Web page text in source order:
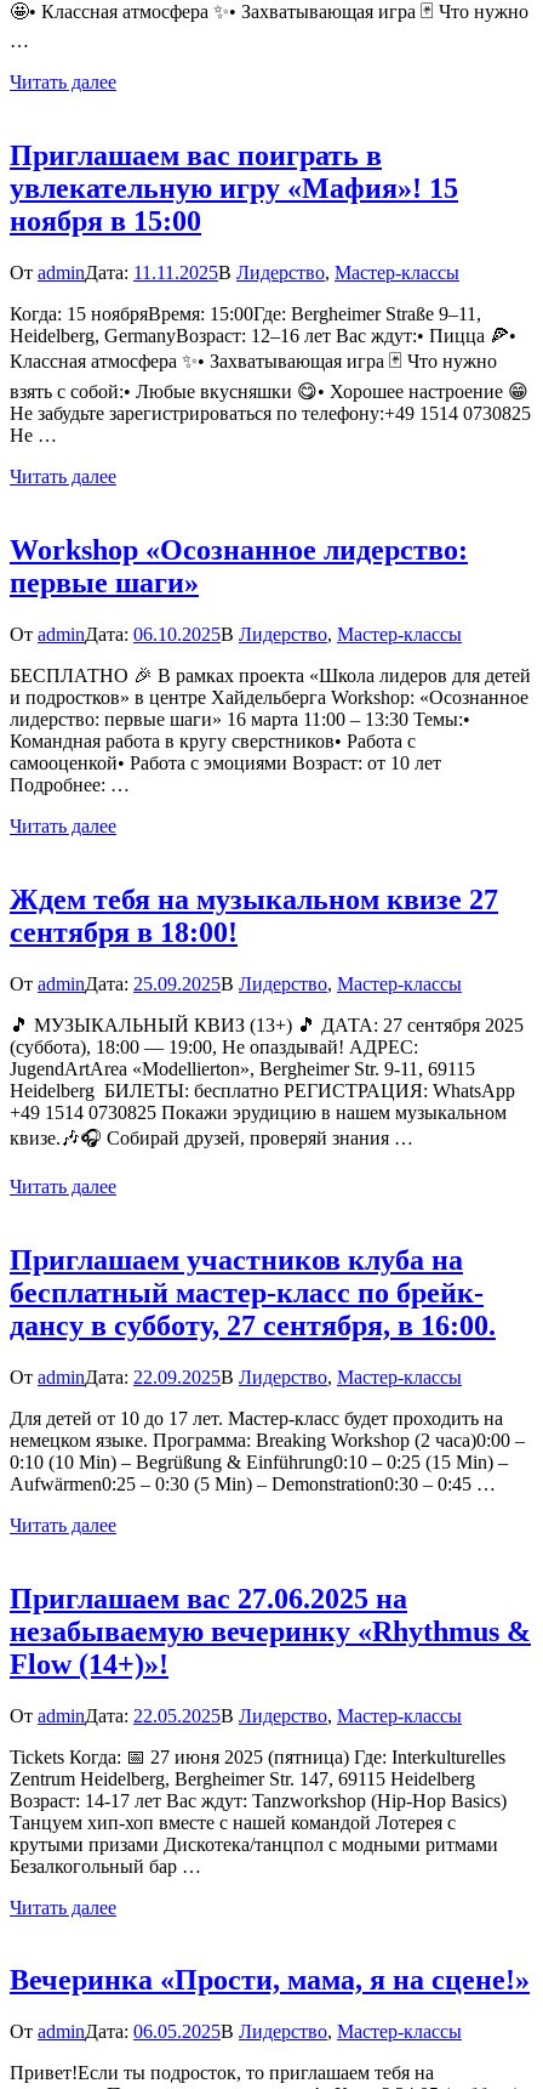
🤩• Классная атмосфера ✨• Захватывающая игра 🃏 Что нужно
…
Читать далее
Приглашаем вас поиграть в
увлекательную игру «Мафия»! 15
ноября в 15:00
От adminДата: 11.11.2025В Лидерство, Мастер-классы
Когда: 15 ноябряВремя: 15:00Где: Bergheimer Straße 9–11,
Heidelberg, GermanyВозраст: 12–16 лет Вас ждут:• Пицца 🍕•
Классная атмосфера ✨• Захватывающая игра 🃏 Что нужно
взять с собой:• Любые вкусняшки 😋• Хорошее настроение 😁
Не забудьте зарегистрироваться по телефону:+49 1514 0730825
Не …
Читать далее
Workshop «Осознанное лидерство:
первые шаги»
От adminДата: 06.10.2025В Лидерство, Мастер-классы
БЕСПЛАТНО 🎉 В рамках проекта «Школа лидеров для детей
и подростков» в центре Хайдельберга Workshop: «Осознанное
лидерство: первые шаги» 16 марта 11:00 – 13:30 Темы:•
Командная работа в кругу сверстников• ⁠Работа с
самооценкой• ⁠Работа с эмоциями Возраст: от 10 лет
Подробнее: …
Читать далее
Ждем тебя на музыкальном квизе 27
сентября в 18:00!
От adminДата: 25.09.2025В Лидерство, Мастер-классы
🎵 МУЗЫКАЛЬНЫЙ КВИЗ (13+) 🎵 ДАТА: 27 сентября 2025
(суббота), 18:00 — 19:00, Не опаздывай! АДРЕС:
JugendArtArea «Modellierton», Bergheimer Str. 9-11, 69115
Heidelberg БИЛЕТЫ: бесплатно РЕГИСТРАЦИЯ: WhatsApp
+49 1514 0730825 Покажи эрудицию в нашем музыкальном
квизе.🎶🎧 Собирай друзей, проверяй знания …
Читать далее
Приглашаем участников клуба на
бесплатный мастер-класс по брейк-
дансу в субботу, 27 сентября, в 16:00.
От adminДата: 22.09.2025В Лидерство, Мастер-классы
Для детей от 10 до 17 лет. Мастер-класс будет проходить на
немецком языке. Программа: Breaking Workshop (2 часа)0:00 –
0:10 (10 Min) – Begrüßung & Einführung0:10 – 0:25 (15 Min) –
Aufwärmen0:25 – 0:30 (5 Min) – Demonstration0:30 – 0:45 …
Читать далее
Приглашаем вас 27.06.2025 на
незабываемую вечеринку «Rhythmus &
Flow (14+)»!
От adminДата: 22.05.2025В Лидерство, Мастер-классы
Tickets Когда: 📅 27 июня 2025 (пятница) Где: Interkulturelles
Zentrum Heidelberg, Bergheimer Str. 147, 69115 Heidelberg
Возраст: 14-17 лет Вас ждут: Tanzworkshop (Hip-Hop Basics)
Танцуем хип-хоп вместе с нашей командой Лотерея с
крутыми призами Дискотека/танцпол с модными ритмами
Безалкогольный бар …
Читать далее
Вечеринка «Прости, мама, я на сцене!»
От adminДата: 06.05.2025В Лидерство, Мастер-классы
Привет!Если ты подросток, то приглашаем тебя на